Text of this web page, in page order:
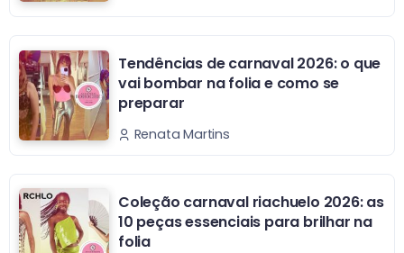
Tendências de carnaval 2026: o que
vai bombar na folia e como se
preparar
Renata Martins
Coleção carnaval riachuelo 2026: as
10 peças essenciais para brilhar na
folia